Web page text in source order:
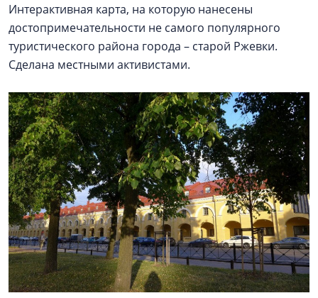
Интерактивная карта, на которую нанесены
достопримечательности не самого популярного
туристического района города – старой Ржевки.
Сделана местными активистами.